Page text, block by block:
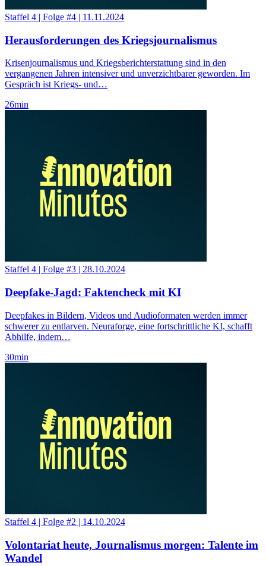
Staffel 4 | Folge #4 | 11.11.2024
Herausforderungen des Kriegsjournalismus
Krisenjournalismus und Kriegsberichterstattung sind in den
vergangenen Jahren intensiver und unverzichtbarer geworden. Im
Gespräch ist Kriegs- und…
26min
Staffel 4 | Folge #3 | 28.10.2024
Deepfake-Jagd: Faktencheck mit KI
Deepfakes in Bildern, Videos und Audioformaten werden immer
schwerer zu entlarven. Neuraforge, eine fortschrittliche KI, schafft
Abhilfe, indem…
30min
Staffel 4 | Folge #2 | 14.10.2024
Volontariat heute, Journalismus morgen: Talente im
Wandel